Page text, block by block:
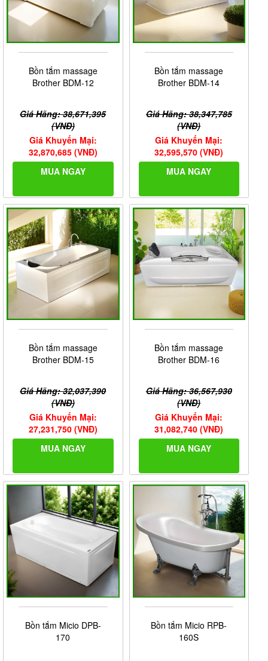
Bồn tắm massage
Brother BDM-12
Giá Hãng: 38,671,395
(VNĐ)
Giá Khuyến Mại:
32,870,685 (VNĐ)
MUA NGAY
Bồn tắm massage
Brother BDM-14
Giá Hãng: 38,347,785
(VNĐ)
Giá Khuyến Mại:
32,595,570 (VNĐ)
MUA NGAY
Bồn tắm massage
Brother BDM-15
Giá Hãng: 32,037,390
(VNĐ)
Giá Khuyến Mại:
27,231,750 (VNĐ)
MUA NGAY
Bồn tắm massage
Brother BDM-16
Giá Hãng: 36,567,930
(VNĐ)
Giá Khuyến Mại:
31,082,740 (VNĐ)
MUA NGAY
Bồn tắm Micio DPB-
170
Bồn tắm Micio RPB-
160S